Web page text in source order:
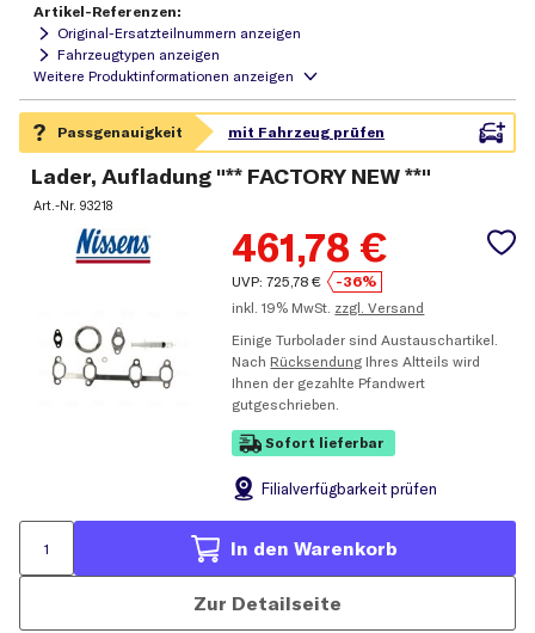
Artikel-Referenzen:
Original-Ersatzteilnummern anzeigen
Fahrzeugtypen anzeigen
Lader, Aufladung "** FACTORY NEW **"
Art.-Nr.93218
461,78 €
UVP:725,78 €
-36%
inkl. 19% MwSt. zzgl. Versand
Einige Turbolader sind Austauschartikel.
Nach Rücksendung Ihres Altteils wird
Ihnen der gezahlte Pfandwert
gutgeschrieben.
Sofort lieferbar
Filialverfügbarkeit prüfen
In den Warenkorb
Zur Detailseite